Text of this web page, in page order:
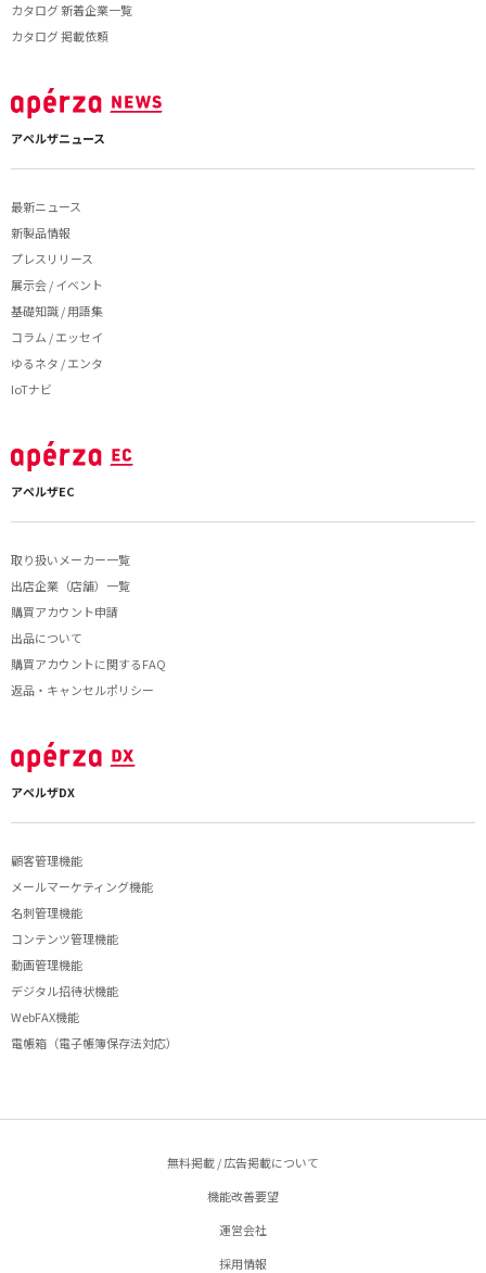
カタログ 新着企業一覧
カタログ 掲載依頼
アペルザニュース
最新ニュース
新製品情報
プレスリリース
展示会 / イベント
基礎知識 / 用語集
コラム / エッセイ
ゆるネタ / エンタ
IoTナビ
アペルザEC
取り扱いメーカー一覧
出店企業（店舗）一覧
購買アカウント申請
出品について
購買アカウントに関するFAQ
返品・キャンセルポリシー
アペルザDX
顧客管理機能
メールマーケティング機能
名刺管理機能
コンテンツ管理機能
動画管理機能
デジタル招待状機能
WebFAX機能
電帳箱（電子帳簿保存法対応）
無料掲載 / 広告掲載について
機能改善要望
運営会社
採用情報